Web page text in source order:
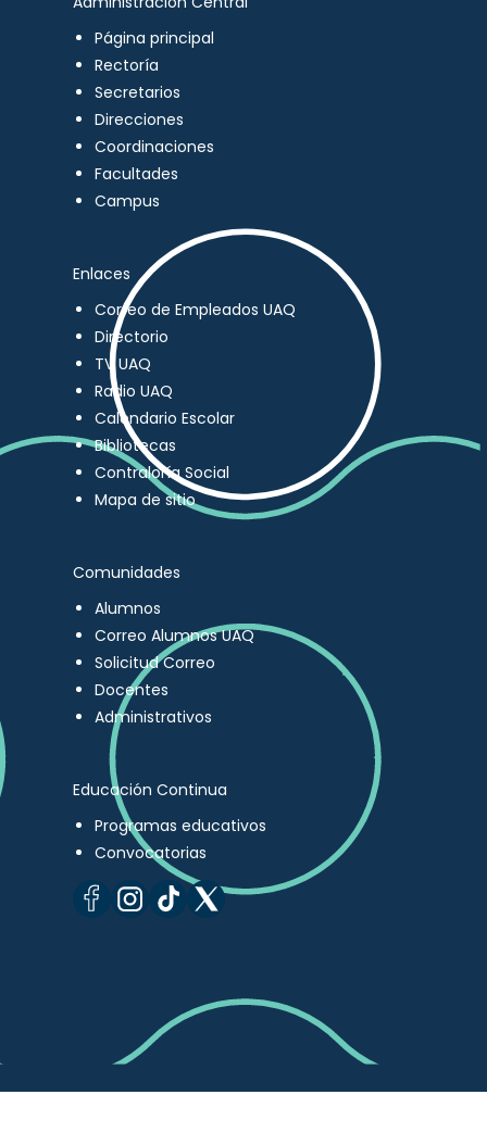
Página principal
Rectoría
Secretarios
Direcciones
Coordinaciones
Facultades
Campus
Enlaces
Correo de Empleados UAQ
Directorio
TV UAQ
Radio UAQ
Calendario Escolar
Bibliotecas
Contraloría Social
Mapa de sitio
Comunidades
Alumnos
Correo Alumnos UAQ
Solicitud Correo
Docentes
Administrativos
Educación Continua
Programas educativos
Convocatorias